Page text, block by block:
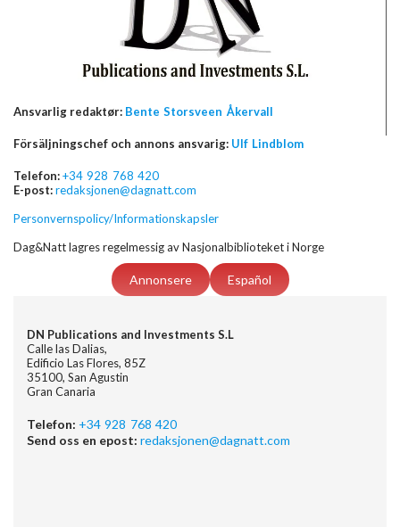
Ansvarlig redaktør: Bente Storsveen Åkervall
Försäljningschef och annons ansvarig: Ulf Lindblom
Telefon:+34 928 768 420
E-post:redaksjonen@dagnatt.com
Personvernspolicy/Informationskapsler
Dag&Natt lagres regelmessig av Nasjonalbiblioteket i Norge
Annonsere Español
DN Publications and Investments S.L
Calle las Dalias,
Edificio Las Flores, 85Z
35100, San Agustin
Gran Canaria
Telefon: +34 928 768 420
Send oss en epost: redaksjonen@dagnatt.com